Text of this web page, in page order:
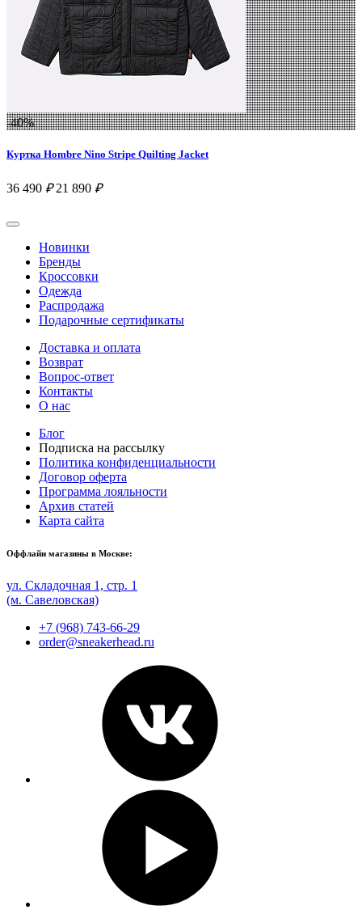
-40%
Куртка Hombre Nino Stripe Quilting Jacket
36 490 ₽ 21 890 ₽
Новинки
Бренды
Кроссовки
Одежда
Распродажа
Подарочные сертификаты
Доставка и оплата
Возврат
Вопрос-ответ
Контакты
О нас
Блог
Подписка на рассылку
Политика конфиденциальности
Договор оферта
Программа лояльности
Архив статей
Карта сайта
Оффлайн магазины в Москве:
ул. Складочная 1, стр. 1
(м. Савеловская)
+7 (968) 743-66-29
order@sneakerhead.ru